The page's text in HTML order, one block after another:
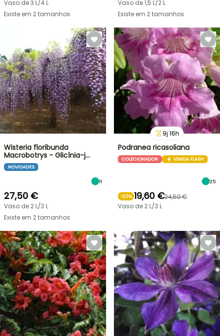
Vaso de 3 L/4 L
Existe em 2 tamanhos
Vaso de 1,5 L/2 L
Existe em 2 tamanhos
Wisteria floribunda
Macrobotrys - Glicínia-j…
NOVIDADES
11
27,50 €
Vaso de 2 L/3 L
Existe em 2 tamanhos
9j 16h
Podranea ricasoliana
COLECIONADOR VENDA FLASH
25
-20% 19,60 €24,50 €
Vaso de 2 L/3 L